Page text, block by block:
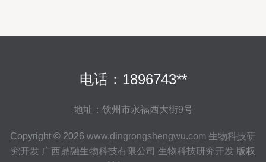
电话：1896743**
地址：钦州市永福西大街9号
Copyright © 2026 www.dingrongshengwu.com 生物科技研
究开发 广西鼎融生物科技有限公司 生物科技研究开发 版权